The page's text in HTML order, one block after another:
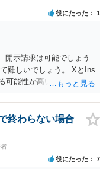
役にたった 1
開示請求は可能でしょう
難しいでしょう。 XとIns
可能性が高いでしょう。
ている場合、今から進め
相手を特定できた場
とは可能でしょうか？ →
とができるでしょう。
が認められる場合と認
しょう。
終わらない場合
役にたった 7